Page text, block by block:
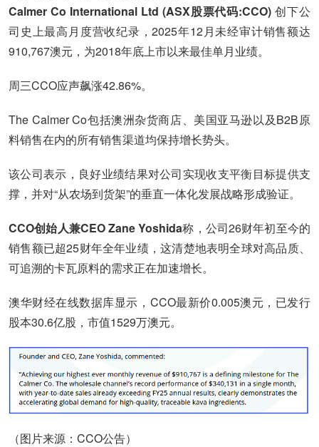
Calmer Co International Ltd (ASX股票代码:CCO)创下公
司史上最高月度营收纪录，2025年12月未经审计销售额达
910,767澳元，为2018年底上市以来最佳单月业绩。
周三CCO应声飙涨42.86%。
The Calmer Co包括澳洲杂货商店、美国亚马逊以及B2B原
料销售在内的所有销售渠道均保持增长势头。
该公司表示，良好业绩结果对公司实现收支平衡目标提供支
撑，并对“从农场到货架”的垂直一体化发展战略形成验证。
CCO创始人兼CEO Zane Yoshida称，公司26财年初至今的
销售额已超25财年全年业绩，这清楚地表明全球对高品质、
可追溯的卡瓦原料的需求正在加速增长。
澳华财经在线数据库显示，CCO最新价0.005澳元，已发行
股本30.6亿股，市值1529万澳元。
（图片来源：CCO公告）